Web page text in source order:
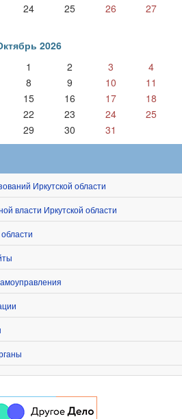
24 25 26
27
2026
1
2 3
4
8 9 10
11
15 16 17
18
22 23 24
25
29 30 31
Иркутской области
власти Иркутской области